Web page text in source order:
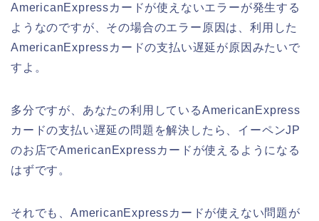
AmericanExpressカードが使えないエラーが発生する
ようなのですが、その場合のエラー原因は、利用した
AmericanExpressカードの支払い遅延が原因みたいで
すよ。
多分ですが、あなたの利用しているAmericanExpress
カードの支払い遅延の問題を解決したら、イーペンJP
のお店でAmericanExpressカードが使えるようになる
はずです。
それでも、AmericanExpressカードが使えない問題が